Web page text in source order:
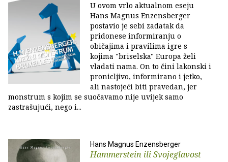
U ovom vrlo aktualnom eseju
Hans Magnus Enzensberger
postavio je sebi zadatak da
pridonese informiranju o
običajima i pravilima igre s
kojima "briselska" Europa želi
vladati nama. On to čini lakonski i
pronicljivo, informirano i jetko,
ali nastojeći biti pravedan, jer
monstrum s kojim se suočavamo nije uvijek samo
zastrašujući, nego i...
Hans Magnus Enzensberger
Hammerstein ili Svojeglavost